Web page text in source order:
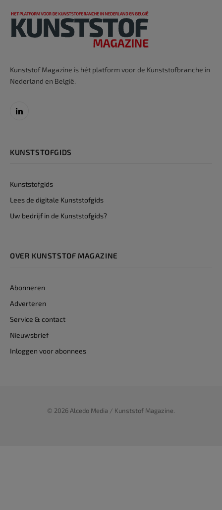
Kunststof Magazine is hét platform voor de Kunststofbranche in
Nederland en België.
LinkedIn
KUNSTSTOFGIDS
Kunststofgids
Lees de digitale Kunststofgids
Uw bedrijf in de Kunststofgids?
OVER KUNSTSTOF MAGAZINE
Abonneren
Adverteren
Service & contact
Nieuwsbrief
Inloggen voor abonnees
© 2026 Alcedo Media / Kunststof Magazine.